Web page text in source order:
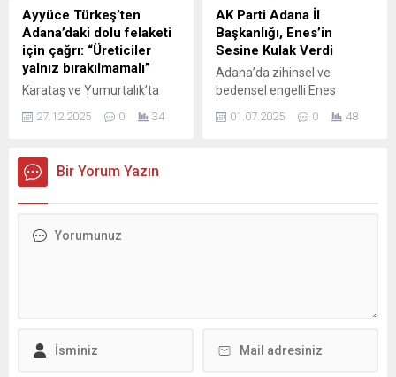
noktasıdır. Aziz milletimizin
imanıyla, cesaretiyle ve
sarsılmaz iradesiyle yazdığı
bu büyük destanın 10. yıl
dönümünde, 15 Temmuz
Demokrasi ve...
şubat ayı toplantısı, Eğitim-
Bir-Sen Adana Şubesi’nin ev
sahipliğinde Nezihe Yalvaç
düzenlenen iftar programı
ile gerçekleştirildi. Program,
ASİM bileşenlerinin yanı
Ayyüce Türkeş’ten
Adana’daki dolu felaketi
için çağrı: “Üreticiler
yalnız bırakılmamalı”
Karataş ve Yumurtalık’ta
vurdu; narenciye üreticileri
Milletvekili Ayyüce Türkeş
Taş, hasar tespitinin
bulundu. İYİ Parti Adana
27.12.2025 0 34
AK Parti Adana İl
Başkanlığı, Enes’in
Sesine Kulak Verdi
Adana’da zihinsel ve
bedensel engelli Enes
sandalyesinin kimliği belirsiz
karşısında, AK Parti Adana İl
01.07.2025 0 48
Bir Yorum Yazın